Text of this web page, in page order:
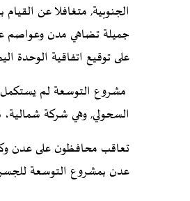
الجنوبية, متغافلا عن
جميلة تضاهي مدن وعواصم
على توقيع اتفاقية الوحدة
مشروع التوسعة لم يستكمل
السحولي, وهي شركة
تعاقب محافظون على عدن
عدن بمشروع التوسعة للجسر